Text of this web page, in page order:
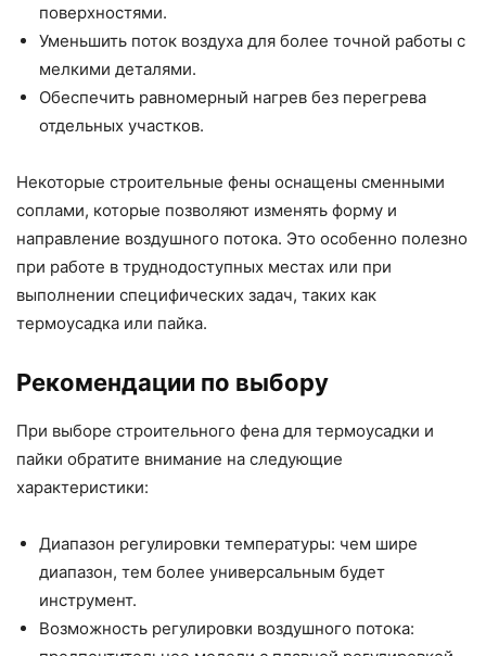
поверхностями.
Уменьшить поток воздуха для более точной работы с
мелкими деталями.
Обеспечить равномерный нагрев без перегрева
отдельных участков.
Некоторые строительные фены оснащены сменными
соплами, которые позволяют изменять форму и
направление воздушного потока. Это особенно полезно
при работе в труднодоступных местах или при
выполнении специфических задач, таких как
термоусадка или пайка.
Рекомендации по выбору
При выборе строительного фена для термоусадки и
пайки обратите внимание на следующие
характеристики:
Диапазон регулировки температуры: чем шире
диапазон, тем более универсальным будет
инструмент.
Возможность регулировки воздушного потока: